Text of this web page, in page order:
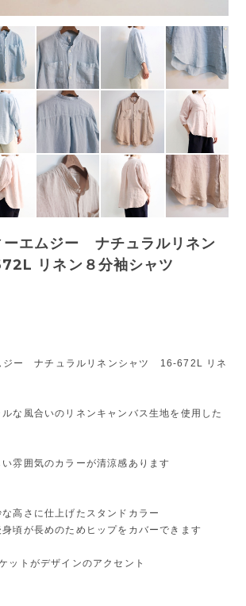
エムジー ナチュラルリネン
リネン８分袖シャツ
ー ナチュラルリネンシャツ 16-672L リネ
な風合いのリネンキャンバス生地を使用した
雰囲気のカラーが清涼感あります
高さに仕上げたスタンドカラー
頃が長めのためヒップをカバーできます
ットがデザインのアクセント